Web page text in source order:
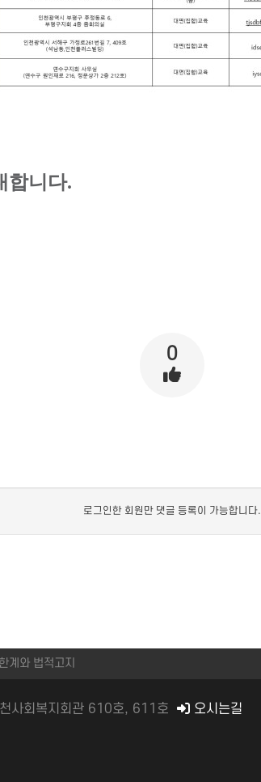
합니다.
0
로그인한 회원만 댓글 등록이 가능합니다.
계와 법적고지
사회복지회관 610호, 611호
오시는길